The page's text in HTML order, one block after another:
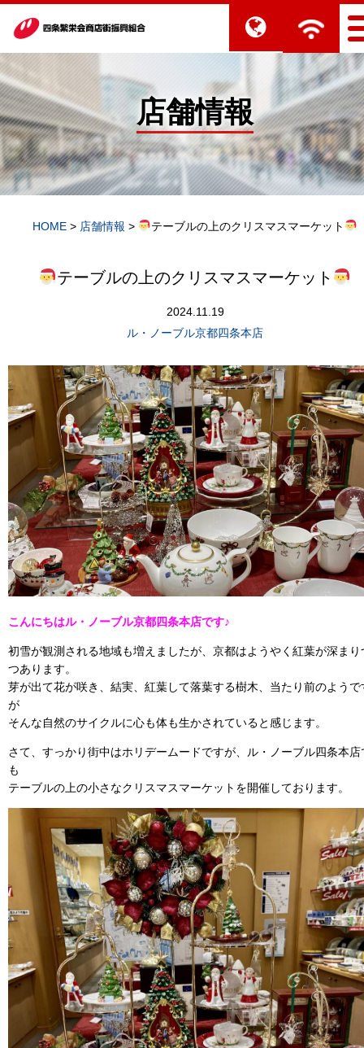
店舗情報
HOME > 店舗情報 > テーブルの上のクリスマスマーケット
テーブルの上のクリスマスマーケット
2024.11.19
ル・ノーブル京都四条本店
こんにちはル・ノーブル京都四条本店です♪
初雪が観測される地域も増えましたが、京都はようやく紅葉が深まり
つあります。
芽が出て花が咲き、結実、紅葉して落葉する樹木、当たり前のようで
が
そんな自然のサイクルに心も体も生かされていると感じます。
さて、すっかり街中はホリデームードですが、ル・ノーブル四条本店
も
テーブルの上の小さなクリスマスマーケットを開催しております。